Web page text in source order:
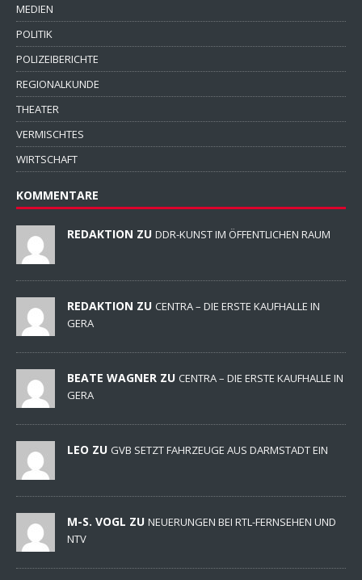
MEDIEN
POLITIK
POLIZEIBERICHTE
REGIONALKUNDE
THEATER
VERMISCHTES
WIRTSCHAFT
KOMMENTARE
REDAKTION ZU DDR-KUNST IM ÖFFENTLICHEN RAUM
REDAKTION ZU CENTRA – DIE ERSTE KAUFHALLE IN
GERA
BEATE WAGNER ZU CENTRA – DIE ERSTE KAUFHALLE IN
GERA
LEO ZU GVB SETZT FAHRZEUGE AUS DARMSTADT EIN
M-S. VOGL ZU NEUERUNGEN BEI RTL-FERNSEHEN UND
NTV